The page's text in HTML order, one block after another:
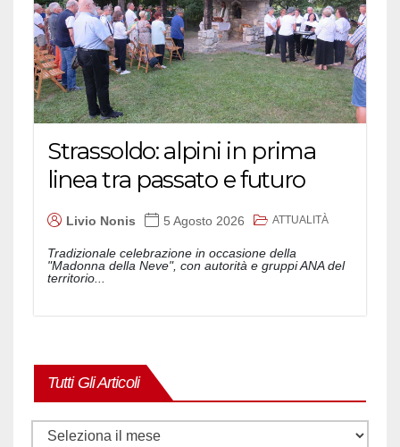
Strassoldo: alpini in prima
linea tra passato e futuro
Livio Nonis 5 Agosto 2026 ATTUALITÀ
Tradizionale celebrazione in occasione della
"Madonna della Neve", con autorità e gruppi ANA del
territorio...
Tutti Gli Articoli
Tutti